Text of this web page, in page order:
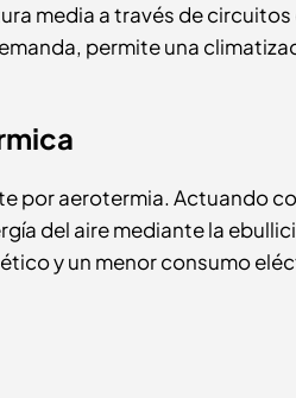
media a través de circuitos
permite una
por aerotermia. Actuando
del aire mediante la
y un menor consumo